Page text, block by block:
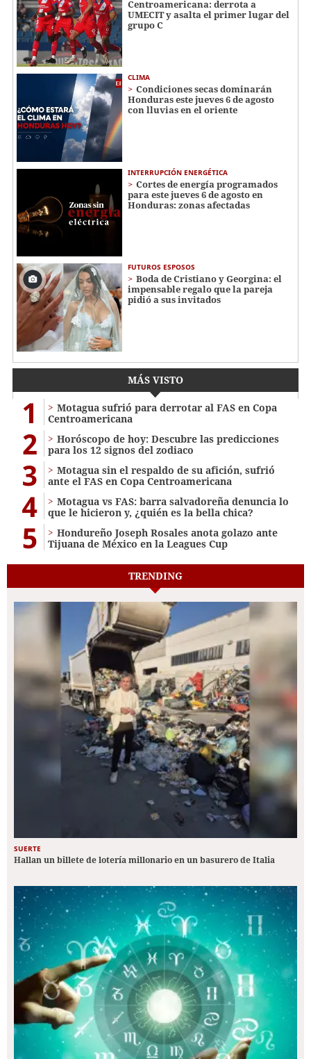
Centroamericana: derrota a
UMECIT y asalta el primer lugar del
grupo C
CLIMA
Condiciones secas dominarán
Honduras este jueves 6 de agosto
con lluvias en el oriente
INTERRUPCIÓN ENERGÉTICA
Cortes de energía programados
para este jueves 6 de agosto en
Honduras: zonas afectadas
FUTUROS ESPOSOS
Boda de Cristiano y Georgina: el
impensable regalo que la pareja
pidió a sus invitados
MÁS VISTO
1
Motagua sufrió para derrotar al FAS en Copa
Centroamericana
2
Horóscopo de hoy: Descubre las predicciones
para los 12 signos del zodiaco
3
Motagua sin el respaldo de su afición, sufrió
ante el FAS en Copa Centroamericana
4
Motagua vs FAS: barra salvadoreña denuncia lo
que le hicieron y, ¿quién es la bella chica?
5
Hondureño Joseph Rosales anota golazo ante
Tijuana de México en la Leagues Cup
TRENDING
SUERTE
Hallan un billete de lotería millonario en un basurero de Italia